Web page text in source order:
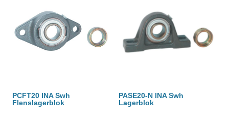
PCFT20 INA Swh
Flenslagerblok
PASE20-N INA Swh
Lagerblok